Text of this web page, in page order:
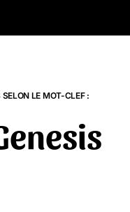
LE MOT-CLEF :